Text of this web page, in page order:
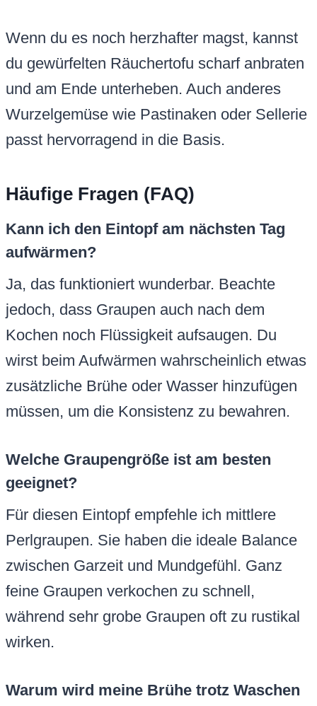
Wenn du es noch herzhafter magst, kannst
du gewürfelten Räuchertofu scharf anbraten
und am Ende unterheben. Auch anderes
Wurzelgemüse wie Pastinaken oder Sellerie
passt hervorragend in die Basis.
Häufige Fragen (FAQ)
Kann ich den Eintopf am nächsten Tag
aufwärmen?
Ja, das funktioniert wunderbar. Beachte
jedoch, dass Graupen auch nach dem
Kochen noch Flüssigkeit aufsaugen. Du
wirst beim Aufwärmen wahrscheinlich etwas
zusätzliche Brühe oder Wasser hinzufügen
müssen, um die Konsistenz zu bewahren.
Welche Graupengröße ist am besten
geeignet?
Für diesen Eintopf empfehle ich mittlere
Perlgraupen. Sie haben die ideale Balance
zwischen Garzeit und Mundgefühl. Ganz
feine Graupen verkochen zu schnell,
während sehr grobe Graupen oft zu rustikal
wirken.
Warum wird meine Brühe trotz Waschen